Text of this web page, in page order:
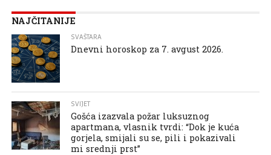
NAJČITANIJE
SVAŠTARA
Dnevni horoskop za 7. avgust 2026.
SVIJET
Gošća izazvala požar luksuznog
apartmana, vlasnik tvrdi: “Dok je kuća
gorjela, smijali su se, pili i pokazivali
mi srednji prst”